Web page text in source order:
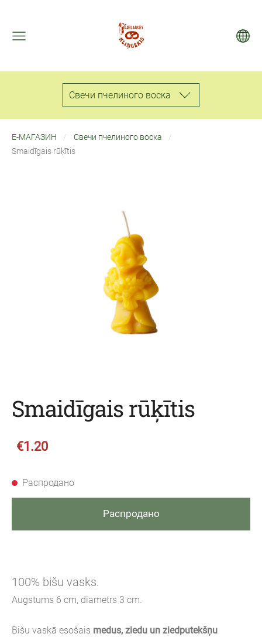
Свечи пчелиного воска
Е-МАГАЗИН
Свечи пчелиного воска
Smaidīgais rūķītis
Smaidīgais rūķītis
€1.20
Распродано
Распродано
100% bišu vasks.
Augstums 6 cm, diametrs 3 cm.
Bišu vaskā esošais medus, ziedu un ziedputekšņu